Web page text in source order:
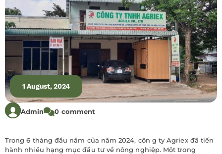
1 August, 2024
Admin 0 comment
Trong 6 tháng đầu năm của năm 2024, côn g ty Agriex đã tiến
hành nhiều hạng mục đầu tư về nông nghiệp. Một trong